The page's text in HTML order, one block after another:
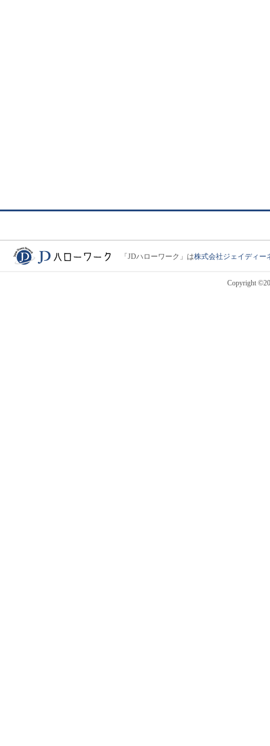
「JDハローワーク」は株式会社ジェイディー
Copyright